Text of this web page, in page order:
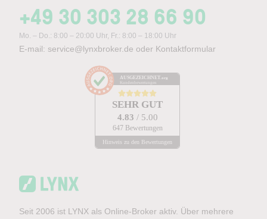
+49 30 303 28 66 90
Mo. – Do.: 8:00 – 20:00 Uhr, Fr.: 8:00 – 18:00 Uhr
E-mail: service@lynxbroker.de oder Kontaktformular
AUSGEZEICHNET .org
Kundenbewertungen
SEHR GUT
4.83 / 5.00
647 Bewertungen
Hinweis zu den Bewertungen
Seit 2006 ist LYNX als Online-Broker aktiv. Über mehrere